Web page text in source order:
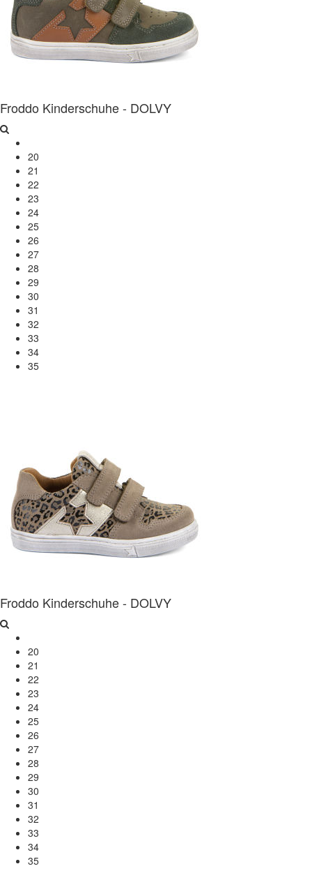
Froddo Kinderschuhe - DOLVY
20
21
22
23
24
25
26
27
28
29
30
31
32
33
34
35
Froddo Kinderschuhe - DOLVY
20
21
22
23
24
25
26
27
28
29
30
31
32
33
34
35